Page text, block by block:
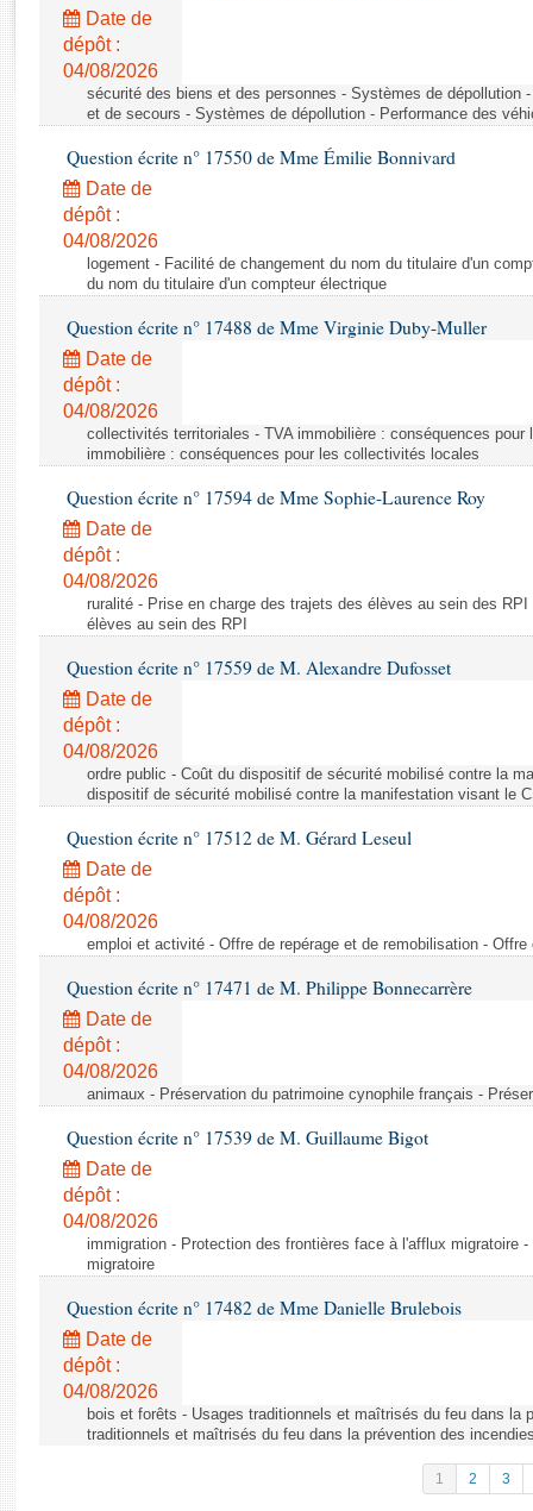
Rapports législatifs
Rapports sur l'application des lois
Baromètre de l’application des lois
Dossiers législatifs
Budget et sécurité sociale
Questions écrites et orales
Comptes rendus des débats
Date de
dépôt :
04/08/2026
sécurité des biens et des personnes - Systèmes de dépollution
et de secours - Systèmes de dépollution - Performance des
Question écrite n° 17550 de Mme Émilie Bonnivard
Date de
dépôt :
04/08/2026
logement - Facilité de changement du nom du titulaire d'un
du nom du titulaire d'un compteur électrique
Question écrite n° 17488 de Mme Virginie Duby-Muller
Date de
dépôt :
04/08/2026
collectivités territoriales - TVA immobilière : conséquences
immobilière : conséquences pour les collectivités locales
Question écrite n° 17594 de Mme Sophie-Laurence Roy
Date de
dépôt :
04/08/2026
ruralité - Prise en charge des trajets des élèves au sein des
élèves au sein des RPI
Question écrite n° 17559 de M. Alexandre Dufosset
Date de
dépôt :
04/08/2026
ordre public - Coût du dispositif de sécurité mobilisé contre la
dispositif de sécurité mobilisé contre la manifestation visant le
Question écrite n° 17512 de M. Gérard Leseul
Date de
dépôt :
04/08/2026
emploi et activité - Offre de repérage et de remobilisation -
Question écrite n° 17471 de M. Philippe Bonnecarrère
Date de
dépôt :
04/08/2026
animaux - Préservation du patrimoine cynophile français -
Question écrite n° 17539 de M. Guillaume Bigot
Date de
dépôt :
04/08/2026
immigration - Protection des frontières face à l'afflux migratoire
migratoire
Question écrite n° 17482 de Mme Danielle Brulebois
Date de
dépôt :
04/08/2026
bois et forêts - Usages traditionnels et maîtrisés du feu dans la
traditionnels et maîtrisés du feu dans la prévention des
1 2 3